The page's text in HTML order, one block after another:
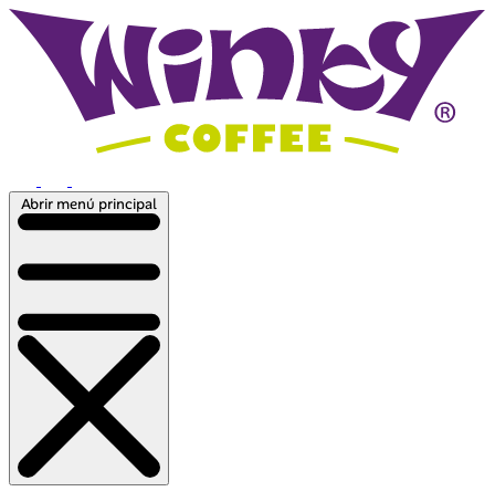
Abrir menú principal